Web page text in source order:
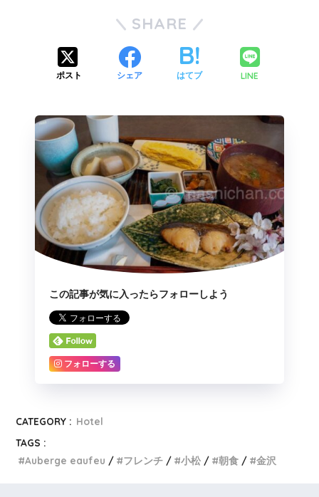
SHARE
ポスト シェア はてブ LINE
この記事が気に入ったらフォローしよう
フォローする
CATEGORY : Hotel
TAGS :
Auberge eaufeu
フレンチ 小松 朝食 金沢